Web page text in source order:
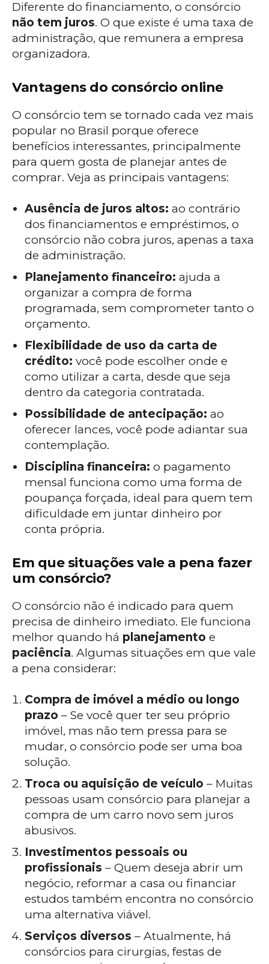
Diferente do financiamento, o consórcio
não tem juros. O que existe é uma taxa de
administração, que remunera a empresa
organizadora.
Vantagens do consórcio online
O consórcio tem se tornado cada vez mais
popular no Brasil porque oferece
benefícios interessantes, principalmente
para quem gosta de planejar antes de
comprar. Veja as principais vantagens:
Ausência de juros altos: ao contrário
dos financiamentos e empréstimos, o
consórcio não cobra juros, apenas a taxa
de administração.
Planejamento financeiro: ajuda a
organizar a compra de forma
programada, sem comprometer tanto o
orçamento.
Flexibilidade de uso da carta de
crédito: você pode escolher onde e
como utilizar a carta, desde que seja
dentro da categoria contratada.
Possibilidade de antecipação: ao
oferecer lances, você pode adiantar sua
contemplação.
Disciplina financeira: o pagamento
mensal funciona como uma forma de
poupança forçada, ideal para quem tem
dificuldade em juntar dinheiro por
conta própria.
Em que situações vale a pena fazer
um consórcio?
O consórcio não é indicado para quem
precisa de dinheiro imediato. Ele funciona
melhor quando há planejamento e
paciência. Algumas situações em que vale
a pena considerar:
Compra de imóvel a médio ou longo
prazo – Se você quer ter seu próprio
imóvel, mas não tem pressa para se
mudar, o consórcio pode ser uma boa
solução.
Troca ou aquisição de veículo – Muitas
pessoas usam consórcio para planejar a
compra de um carro novo sem juros
abusivos.
Investimentos pessoais ou
profissionais – Quem deseja abrir um
negócio, reformar a casa ou financiar
estudos também encontra no consórcio
uma alternativa viável.
Serviços diversos – Atualmente, há
consórcios para cirurgias, festas de